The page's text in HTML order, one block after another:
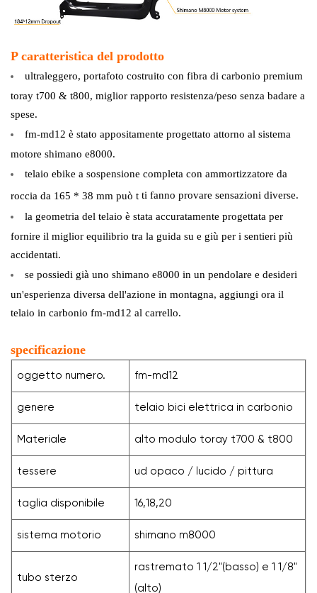
Pcaratteristica del prodotto
ultraleggero, portafoto costruito con fibra di carbonio premium
toray t700 & t800, miglior rapporto resistenza/peso senza badare a
spese.
fm-md12 è stato appositamente progettato attorno al sistema
motore shimano e8000.
telaio ebike a sospensione completa con ammortizzatore da
roccia da 165 * 38 mm può t ti fanno provare sensazioni diverse.
la geometria del telaio è stata accuratamente progettata per
fornire il miglior equilibrio tra la guida su e giù per i sentieri più
accidentati.
se possiedi già uno shimano e8000 in un pendolare e desideri
un'esperienza diversa dell'azione in montagna, aggiungi ora il
telaio in carbonio fm-md12 al carrello.
specificazione
oggetto numero. fm-md12
genere telaio bici elettrica in carbonio
Materiale alto modulo toray t700 & t800
tessere ud opaco / lucido / pittura
taglia disponibile 16,18,20
sistema motorio shimano m8000
tubo sterzo
rastremato 1 1/2"(basso) e 1 1/8"
(alto)